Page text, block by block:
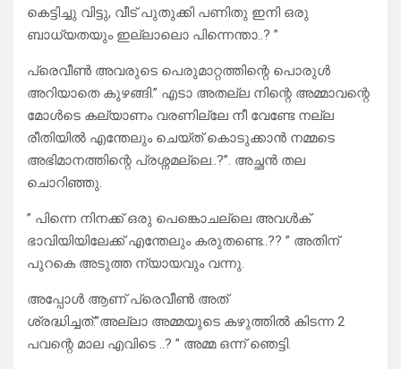
കെട്ടിച്ചു വിട്ടു, വീട് പുതുക്കി പണിതു ഇനി ഒരു
ബാധ്യതയും ഇല്ലാലൊ പിന്നെന്താ..? ”
പ്രെവീൺ അവരുടെ പെരുമാറ്റത്തിന്റെ പൊരുൾ
അറിയാതെ കുഴങ്ങി.” എടാ അതല്ല നിന്റെ അമ്മാവന്റെ
മോൾടെ കല്യാണം വരണില്ലേ നീ വേണ്ടേ നല്ല
രീതിയിൽ എന്തേലും ചെയ്ത് കൊടുക്കാൻ നമ്മടെ
അഭിമാനത്തിന്റെ പ്രശ്നമല്ലെ..?”. അച്ഛൻ തല
ചൊറിഞ്ഞു.
” പിന്നെ നിനക്ക് ഒരു പെങ്കൊചല്ലെ അവൾക്
ഭാവിയിയിലേക്ക് എന്തേലും കരുതണ്ടെ..?? ” അതിന്
പുറകെ അടുത്ത ന്യായവും വന്നു.
അപ്പോൾ ആണ് പ്രെവീൺ അത്
ശ്രദ്ധിച്ചത്.”അല്ലാ അമ്മയുടെ കഴുത്തിൽ കിടന്ന 2
പവന്റെ മാല എവിടെ ..? ” അമ്മ ഒന്ന് ഞെട്ടി.